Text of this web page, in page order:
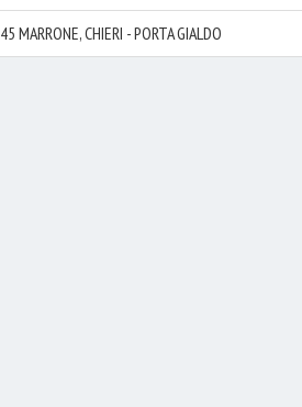
45 MARRONE, CHIERI - PORTA GIALDO